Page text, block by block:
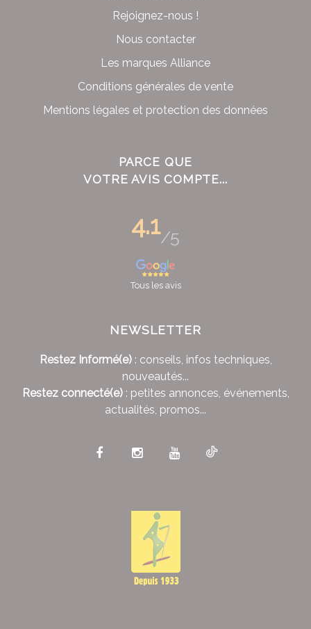
Rejoignez-nous !
Nous contacter
Les marques Alliance
Conditions générales de vente
Mentions légales et protection des données
PARCE QUE
VOTRE AVIS COMPTE...
4.1/5
Tous les avis
NEWSLETTER
Restez Informé(e): conseils, infos techniques,
nouveautés...
Restez connecté(e): petites annonces, événements,
actualités, promos...